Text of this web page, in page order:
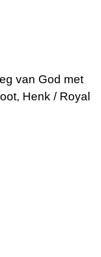
van God met
Henk / Royal